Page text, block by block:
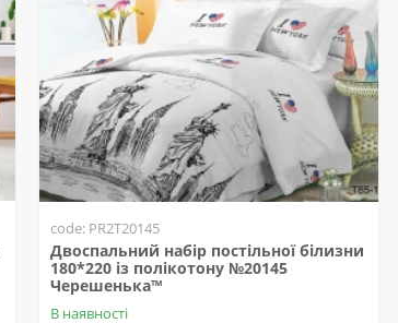
code: PR2T20145
Двоспальний набір постільної білизни
180*220 із полікотону №20145
Черешенька™
В наявності